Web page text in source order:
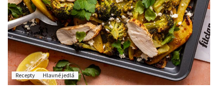
Recepty Hlavné jedlá